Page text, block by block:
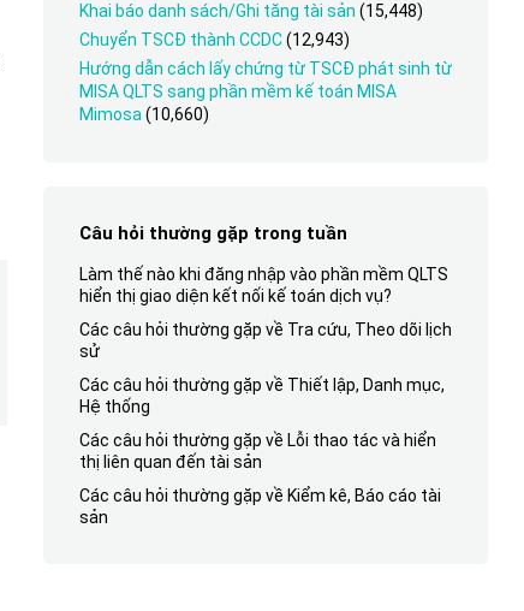
Khai báo danh sách/Ghi tăng tài sản (15,448)
Chuyển TSCĐ thành CCDC(12,943)
Hướng dẫn cách lấy chứng từ TSCĐ phát sinh từ
MISA QLTS sang phần mềm kế toán MISA
Mimosa (10,660)
Câu hỏi thường gặp trong tuần
Làm thế nào khi đăng nhập vào phần mềm QLTS
hiển thị giao diện kết nối kế toán dịch vụ?
Các câu hỏi thường gặp về Tra cứu, Theo dõi lịch
sử
Các câu hỏi thường gặp về Thiết lập, Danh mục,
Hệ thống
Các câu hỏi thường gặp về Lỗi thao tác và hiển
thị liên quan đến tài sản
Các câu hỏi thường gặp về Kiểm kê, Báo cáo tài
sản